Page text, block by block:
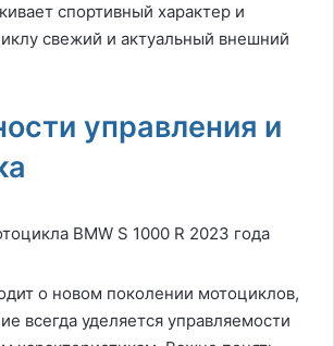
спортивный характер и
свежий и актуальный внешний
управления и
о новом поколении мотоциклов,
всегда уделяется управляемости